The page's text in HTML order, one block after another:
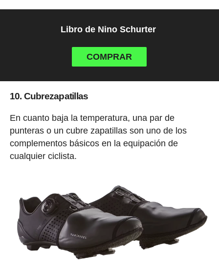
Libro de Nino Schurter
COMPRAR
10. Cubrezapatillas
En cuanto baja la temperatura, una par de
punteras o un cubre zapatillas son uno de los
complementos básicos en la equipación de
cualquier ciclista.